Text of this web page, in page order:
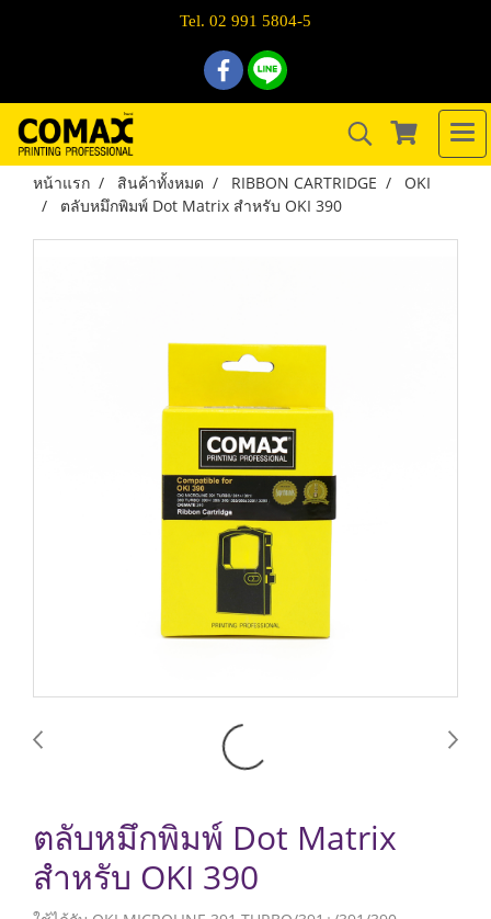
Tel. 02 991 5804-5
หน้าแรก สินค้าทั้งหมด RIBBON CARTRIDGE
OKI
ตลับหมึกพิมพ์ Dot Matrix สำหรับ OKI 390
ตลับหมึกพิมพ์ Dot Matrix
สำหรับ OKI 390